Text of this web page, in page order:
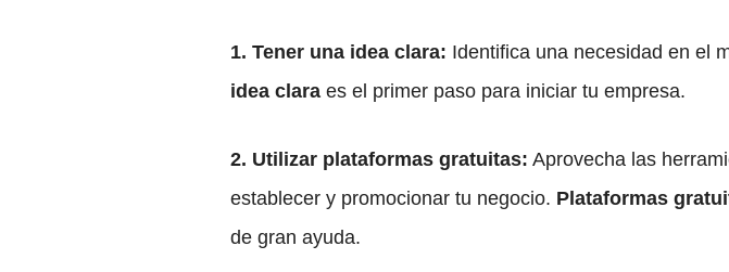
1. Tener una idea clara: Identifica una necesidad en el
idea clara es el primer paso para iniciar tu empresa.
2. Utilizar plataformas gratuitas: Aprovecha las
establecer y promocionar tu negocio. Plataformas
de gran ayuda.